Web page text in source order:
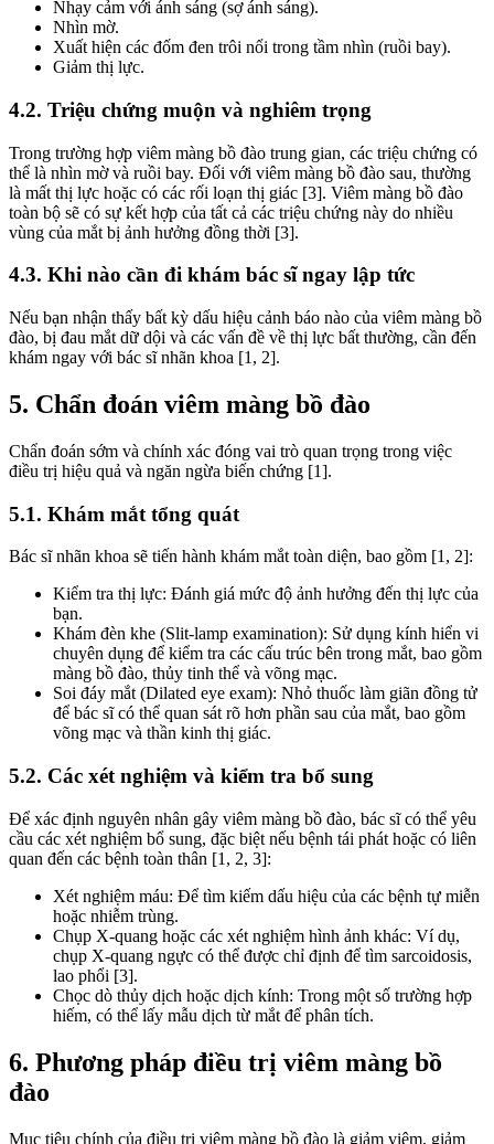
Nhạy cảm với ánh sáng (sợ ánh sáng).
Nhìn mờ.
Xuất hiện các đốm đen trôi nổi trong tầm nhìn (ruồi bay).
Giảm thị lực.
4.2. Triệu chứng muộn và nghiêm trọng
Trong trường hợp viêm màng bồ đào trung gian, các triệu chứng có
thể là nhìn mờ và ruồi bay. Đối với viêm màng bồ đào sau, thường
là mất thị lực hoặc có các rối loạn thị giác [3]. Viêm màng bồ đào
toàn bộ sẽ có sự kết hợp của tất cả các triệu chứng này do nhiều
vùng của mắt bị ảnh hưởng đồng thời [3].
4.3. Khi nào cần đi khám bác sĩ ngay lập tức
Nếu bạn nhận thấy bất kỳ dấu hiệu cảnh báo nào của viêm màng bồ
đào, bị đau mắt dữ dội và các vấn đề về thị lực bất thường, cần đến
khám ngay với bác sĩ nhãn khoa [1, 2].
5. Chẩn đoán viêm màng bồ đào
Chẩn đoán sớm và chính xác đóng vai trò quan trọng trong việc
điều trị hiệu quả và ngăn ngừa biến chứng [1].
5.1. Khám mắt tổng quát
Bác sĩ nhãn khoa sẽ tiến hành khám mắt toàn diện, bao gồm [1, 2]:
Kiểm tra thị lực: Đánh giá mức độ ảnh hưởng đến thị lực của
bạn.
Khám đèn khe (Slit-lamp examination): Sử dụng kính hiển vi
chuyên dụng để kiểm tra các cấu trúc bên trong mắt, bao gồm
màng bồ đào, thủy tinh thể và võng mạc.
Soi đáy mắt (Dilated eye exam): Nhỏ thuốc làm giãn đồng tử
để bác sĩ có thể quan sát rõ hơn phần sau của mắt, bao gồm
võng mạc và thần kinh thị giác.
5.2. Các xét nghiệm và kiểm tra bổ sung
Để xác định nguyên nhân gây viêm màng bồ đào, bác sĩ có thể yêu
cầu các xét nghiệm bổ sung, đặc biệt nếu bệnh tái phát hoặc có liên
quan đến các bệnh toàn thân [1, 2, 3]:
Xét nghiệm máu: Để tìm kiếm dấu hiệu của các bệnh tự miễn
hoặc nhiễm trùng.
Chụp X-quang hoặc các xét nghiệm hình ảnh khác: Ví dụ,
chụp X-quang ngực có thể được chỉ định để tìm sarcoidosis,
lao phổi [3].
Chọc dò thủy dịch hoặc dịch kính: Trong một số trường hợp
hiếm, có thể lấy mẫu dịch từ mắt để phân tích.
6. Phương pháp điều trị viêm màng bồ
đào
Mục tiêu chính của điều trị viêm màng bồ đào là giảm viêm, giảm